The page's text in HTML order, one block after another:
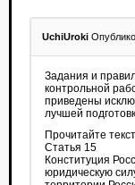
UchiUroki
Задания и
контрольной
приведены
лучшей
Прочитайте
Статья 15
Конституция
юридическую